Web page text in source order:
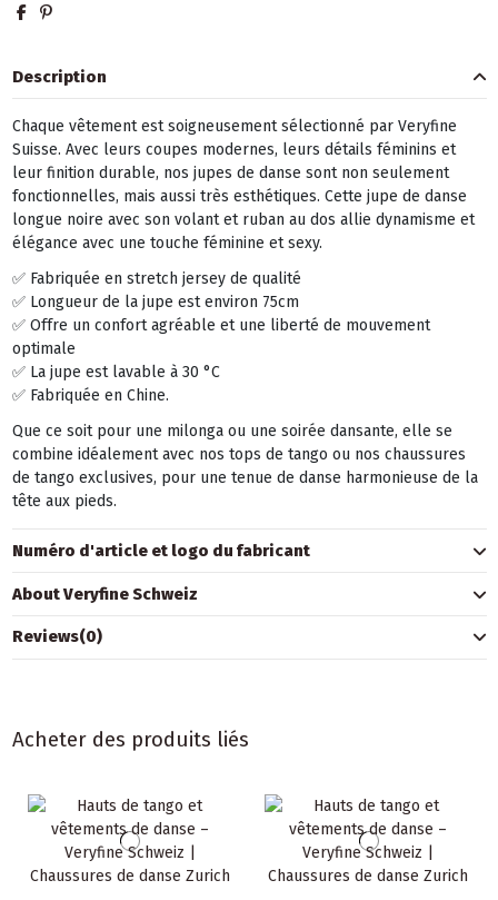
Description
Chaque vêtement est soigneusement sélectionné par Veryfine
Suisse. Avec leurs coupes modernes, leurs détails féminins et
leur finition durable, nos jupes de danse sont non seulement
fonctionnelles, mais aussi très esthétiques. Cette jupe de danse
longue noire avec son volant et ruban au dos allie dynamisme et
élégance avec une touche féminine et sexy.
✅ Fabriquée en stretch jersey de qualité
✅ Longueur de la jupe est environ 75cm
✅ Offre un confort agréable et une liberté de mouvement
optimale
✅ La jupe est lavable à 30 °C
✅ Fabriquée en Chine.
Que ce soit pour une milonga ou une soirée dansante, elle se
combine idéalement avec nos tops de tango ou nos chaussures
de tango exclusives, pour une tenue de danse harmonieuse de la
tête aux pieds.
Numéro d'article et logo du fabricant
About Veryfine Schweiz
Reviews(0)
Acheter des produits liés